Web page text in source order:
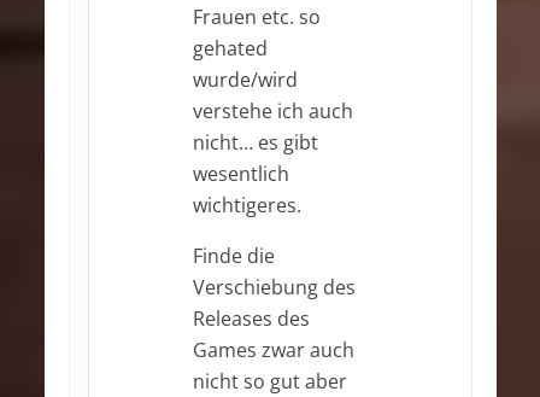
Frauen etc. so
gehated
wurde/wird
verstehe ich auch
nicht… es gibt
wesentlich
wichtigeres.
Finde die
Verschiebung des
Releases des
Games zwar auch
nicht so gut aber